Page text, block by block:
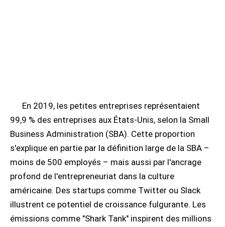
En 2019, les petites entreprises représentaient
99,9 % des entreprises aux États-Unis, selon la Small
Business Administration (SBA). Cette proportion
s'explique en partie par la définition large de la SBA –
moins de 500 employés – mais aussi par l'ancrage
profond de l'entrepreneuriat dans la culture
américaine. Des startups comme Twitter ou Slack
illustrent ce potentiel de croissance fulgurante. Les
émissions comme "Shark Tank" inspirent des millions